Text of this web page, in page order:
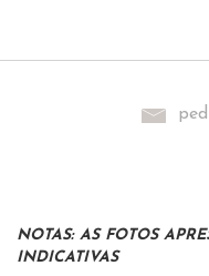
NOTAS: AS FOTOS
INDICATIVAS